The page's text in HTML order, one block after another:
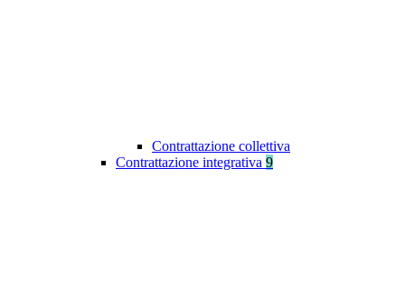
Contrattazione collettiva
Contrattazione integrativa 9